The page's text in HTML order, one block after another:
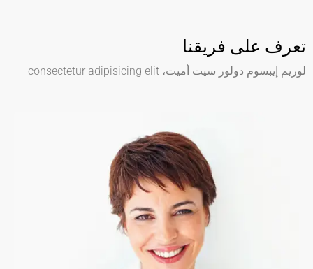
تعرف على فريقنا
لوريم إيبسوم دولور سيت أميت، consectetur adipisicing elit